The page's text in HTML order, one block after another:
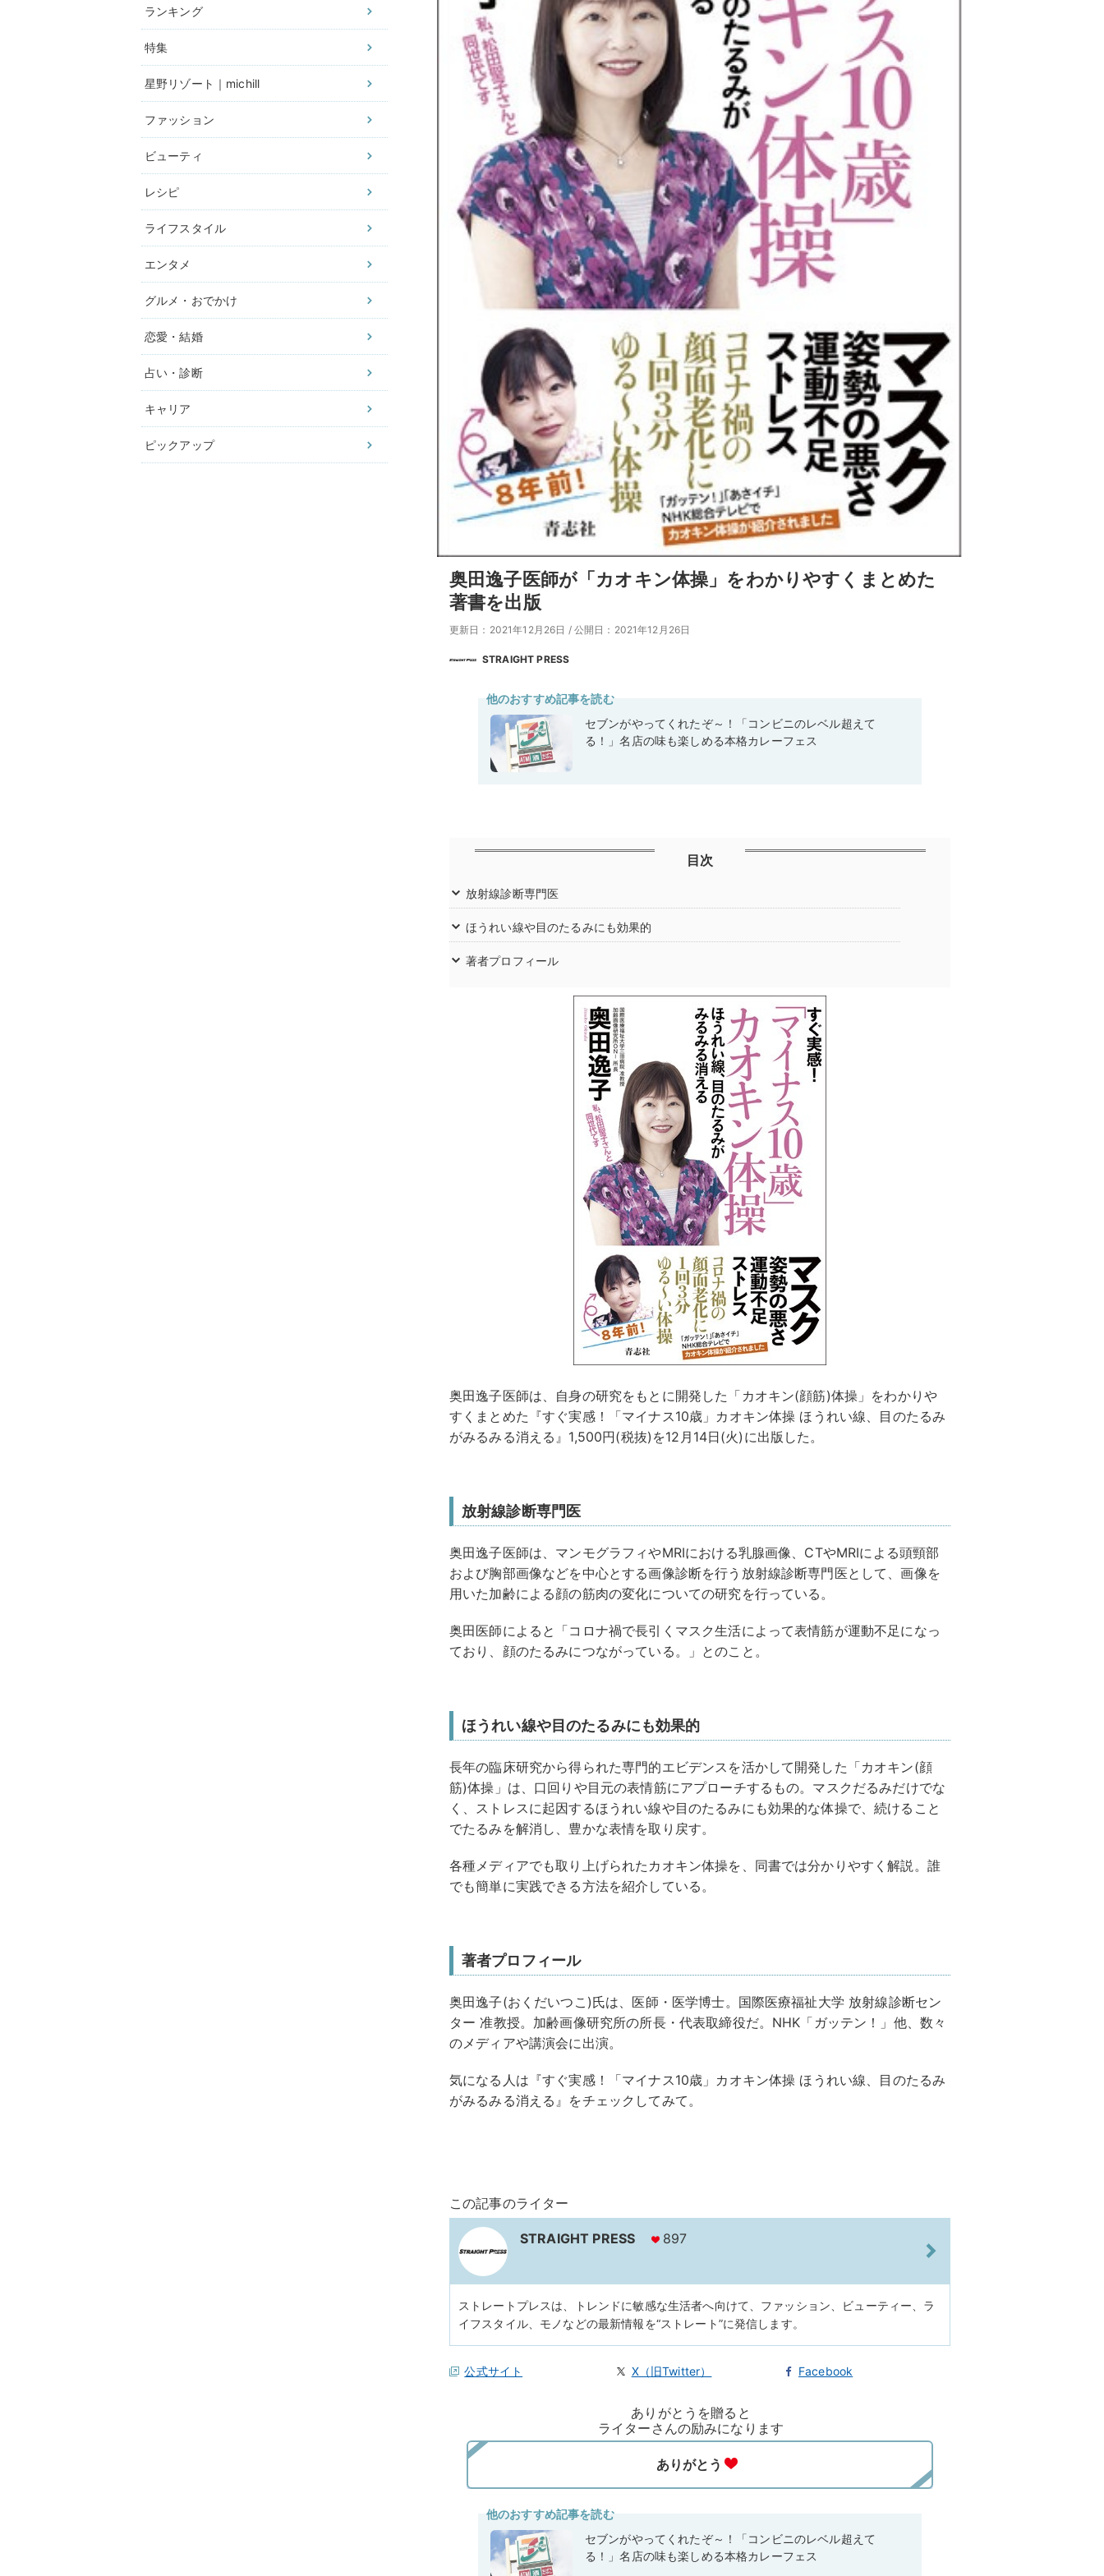
ランキング
特集
星野リゾート｜michill
ファッション
ビューティ
レシピ
ライフスタイル
エンタメ
グルメ・おでかけ
恋愛・結婚
占い・診断
キャリア
ピックアップ
奥田逸子医師が「カオキン体操」をわかりやすくまとめた
著書を出版
更新日：2021年12月26日 / 公開日：2021年12月26日
STRAIGHT PRESS
他のおすすめ記事を読む
セブンがやってくれたぞ～！「コンビニのレベル超えて
る！」名店の味も楽しめる本格カレーフェス
目次
放射線診断専門医
ほうれい線や目のたるみにも効果的
著者プロフィール
奥田逸子医師は、自身の研究をもとに開発した「カオキン(顔筋)体操」をわかりや
すくまとめた『すぐ実感！「マイナス10歳」カオキン体操 ほうれい線、目のたるみ
がみるみる消える』1,500円(税抜)を12月14日(火)に出版した。
放射線診断専門医
奥田逸子医師は、マンモグラフィやMRIにおける乳腺画像、CTやMRIによる頭頸部
および胸部画像などを中心とする画像診断を行う放射線診断専門医として、画像を
用いた加齢による顔の筋肉の変化についての研究を行っている。
奥田医師によると「コロナ禍で長引くマスク生活によって表情筋が運動不足になっ
ており、顔のたるみにつながっている。」とのこと。
ほうれい線や目のたるみにも効果的
長年の臨床研究から得られた専門的エビデンスを活かして開発した「カオキン(顔
筋)体操」は、口回りや目元の表情筋にアプローチするもの。マスクだるみだけでな
く、ストレスに起因するほうれい線や目のたるみにも効果的な体操で、続けること
でたるみを解消し、豊かな表情を取り戻す。
各種メディアでも取り上げられたカオキン体操を、同書では分かりやすく解説。誰
でも簡単に実践できる方法を紹介している。
著者プロフィール
奥田逸子(おくだいつこ)氏は、医師・医学博士。国際医療福祉大学 放射線診断セン
ター 准教授。加齢画像研究所の所長・代表取締役だ。NHK「ガッテン！」他、数々
のメディアや講演会に出演。
気になる人は『すぐ実感！「マイナス10歳」カオキン体操 ほうれい線、目のたるみ
がみるみる消える』をチェックしてみて。
この記事のライター
STRAIGHT PRESS 897
ストレートプレスは、トレンドに敏感な生活者へ向けて、ファッション、ビューティー、ラ
イフスタイル、モノなどの最新情報を“ストレート”に発信します。
公式サイト X（旧Twitter） Facebook
ありがとうを贈ると
ライターさんの励みになります
他のおすすめ記事を読む
セブンがやってくれたぞ～！「コンビニのレベル超えて
る！」名店の味も楽しめる本格カレーフェス